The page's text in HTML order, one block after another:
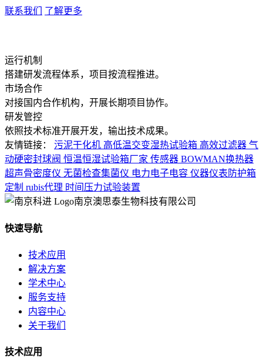
联系我们 了解更多
运行机制
搭建研发流程体系，项目按流程推进。
市场合作
对接国内合作机构，开展长期项目协作。
研发管控
依照技术标准开展开发，输出技术成果。
友情链接：
污泥干化机 高低温交变湿热试验箱 高效过滤器 气
动硬密封球阀 恒温恒湿试验箱厂家 传感器 BOWMAN换热器
超声骨密度仪 无菌检查集菌仪 电力电子电容 仪器仪表防护箱
定制 rubis代理 时间压力试验装置
南京澳思泰生物科技有限公司
快速导航
技术应用
解决方案
学术中心
服务支持
内容中心
关于我们
技术应用